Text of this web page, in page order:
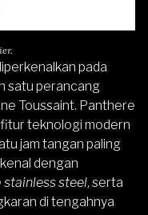
pada
satu perancang
Toussaint. Panthere
teknologi modern
jam tangan paling
dengan
stainless steel, serta
di tengahnya